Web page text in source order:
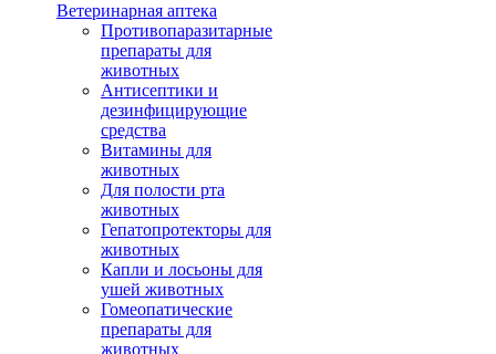
Ветеринарная аптека
Противопаразитарные
препараты для
животных
Антисептики и
дезинфицирующие
средства
Витамины для
животных
Для полости рта
животных
Гепатопротекторы для
животных
Капли и лосьоны для
ушей животных
Гомеопатические
препараты для
животных